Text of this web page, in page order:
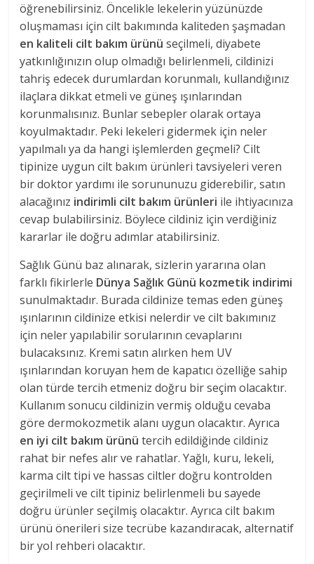
öğrenebilirsiniz. Öncelikle lekelerin yüzünüzde
oluşmaması için cilt bakımında kaliteden şaşmadan
en kaliteli cilt bakım ürünü seçilmeli, diyabete
yatkınlığınızın olup olmadığı belirlenmeli, cildinizi
tahriş edecek durumlardan korunmalı, kullandığınız
ilaçlara dikkat etmeli ve güneş ışınlarından
korunmalısınız. Bunlar sebepler olarak ortaya
koyulmaktadır. Peki lekeleri gidermek için neler
yapılmalı ya da hangi işlemlerden geçmeli? Cilt
tipinize uygun cilt bakım ürünleri tavsiyeleri veren
bir doktor yardımı ile sorununuzu giderebilir, satın
alacağınız indirimli cilt bakım ürünleri ile ihtiyacınıza
cevap bulabilirsiniz. Böylece cildiniz için verdiğiniz
kararlar ile doğru adımlar atabilirsiniz.
Sağlık Günü baz alınarak, sizlerin yararına olan
farklı fikirlerle Dünya Sağlık Günü kozmetik indirimi
sunulmaktadır. Burada cildinize temas eden güneş
ışınlarının cildinize etkisi nelerdir ve cilt bakımınız
için neler yapılabilir sorularının cevaplarını
bulacaksınız. Kremi satın alırken hem UV
ışınlarından koruyan hem de kapatıcı özelliğe sahip
olan türde tercih etmeniz doğru bir seçim olacaktır.
Kullanım sonucu cildinizin vermiş olduğu cevaba
göre dermokozmetik alanı uygun olacaktır. Ayrıca
en iyi cilt bakım ürünütercih edildiğinde cildiniz
rahat bir nefes alır ve rahatlar. Yağlı, kuru, lekeli,
karma cilt tipi ve hassas ciltler doğru kontrolden
geçirilmeli ve cilt tipiniz belirlenmeli bu sayede
doğru ürünler seçilmiş olacaktır. Ayrıca cilt bakım
ürünü önerileri size tecrübe kazandıracak, alternatif
bir yol rehberi olacaktır.